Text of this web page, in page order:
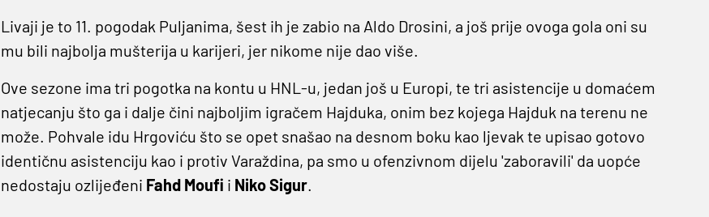
Livaji je to 11. pogodak Puljanima, šest ih je zabio na Aldo Drosini, a još prije ovoga gola oni su
mu bili najbolja mušterija u karijeri, jer nikome nije dao više.
Ove sezone ima tri pogotka na kontu u HNL-u, jedan još u Europi, te tri asistencije u domaćem
natjecanju što ga i dalje čini najboljim igračem Hajduka, onim bez kojega Hajduk na terenu ne
može. Pohvale idu Hrgoviću što se opet snašao na desnom boku kao ljevak te upisao gotovo
identičnu asistenciju kao i protiv Varaždina, pa smo u ofenzivnom dijelu 'zaboravili' da uopće
nedostaju ozlijeđeni Fahd Moufi i Niko Sigur.